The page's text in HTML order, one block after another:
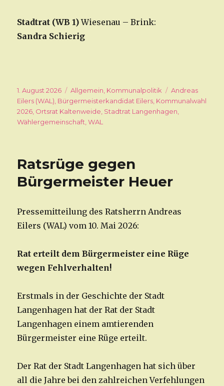
Stadtrat (WB 1)Wiesenau – Brink:
Sandra Schierig
Veröffentlicht
am
1. August 2026 Kategorien
Allgemein, Kommunalpolitik Schlagwörter
Andreas
Eilers (WAL), Bürgermeisterkandidat Eilers, Kommunalwahl
2026, Ortsrat Kaltenweide, Stadtrat Langenhagen,
Wählergemeinschaft,WAL
Ratsrüge gegen
Bürgermeister Heuer
Pressemitteilung des Ratsherrn Andreas
Eilers (WAL) vom 10. Mai 2026:
Rat erteilt dem Bürgermeister eine Rüge
wegen Fehlverhalten!
Erstmals in der Geschichte der Stadt
Langenhagen hat der Rat der Stadt
Langenhagen einem amtierenden
Bürgermeister eine Rüge erteilt.
Der Rat der Stadt Langenhagen hat sich über
all die Jahre bei den zahlreichen Verfehlungen